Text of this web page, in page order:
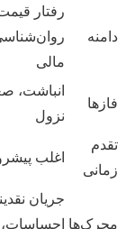
دامنه
رفتار
مالی
فازها
انباشت،
نزول
تقدم
زمانی
اغلب
محرک‌ها
جریان